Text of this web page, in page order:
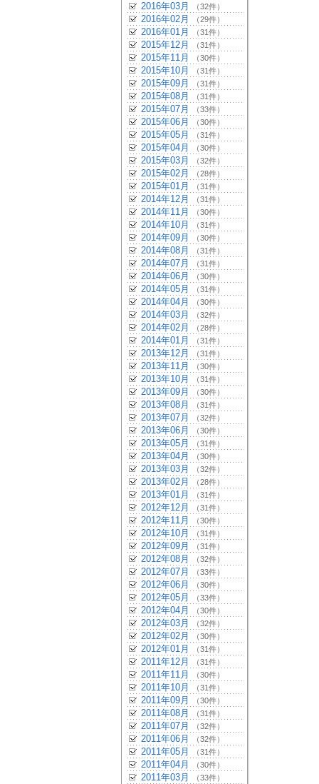
2016年03月 （32件）
2016年02月 （29件）
2016年01月 （31件）
2015年12月 （31件）
2015年11月 （30件）
2015年10月 （31件）
2015年09月 （31件）
2015年08月 （31件）
2015年07月 （33件）
2015年06月 （30件）
2015年05月 （31件）
2015年04月 （30件）
2015年03月 （32件）
2015年02月 （28件）
2015年01月 （31件）
2014年12月 （31件）
2014年11月 （30件）
2014年10月 （31件）
2014年09月 （30件）
2014年08月 （31件）
2014年07月 （31件）
2014年06月 （30件）
2014年05月 （31件）
2014年04月 （30件）
2014年03月 （32件）
2014年02月 （28件）
2014年01月 （31件）
2013年12月 （31件）
2013年11月 （30件）
2013年10月 （31件）
2013年09月 （30件）
2013年08月 （31件）
2013年07月 （32件）
2013年06月 （30件）
2013年05月 （31件）
2013年04月 （30件）
2013年03月 （32件）
2013年02月 （28件）
2013年01月 （31件）
2012年12月 （31件）
2012年11月 （30件）
2012年10月 （31件）
2012年09月 （31件）
2012年08月 （32件）
2012年07月 （33件）
2012年06月 （30件）
2012年05月 （33件）
2012年04月 （30件）
2012年03月 （32件）
2012年02月 （30件）
2012年01月 （31件）
2011年12月 （31件）
2011年11月 （30件）
2011年10月 （31件）
2011年09月 （30件）
2011年08月 （31件）
2011年07月 （32件）
2011年06月 （32件）
2011年05月 （31件）
2011年04月 （30件）
2011年03月 （33件）